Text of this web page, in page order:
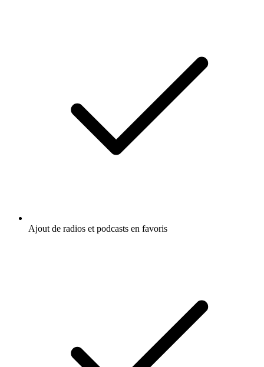
Ajout de radios et podcasts en favoris